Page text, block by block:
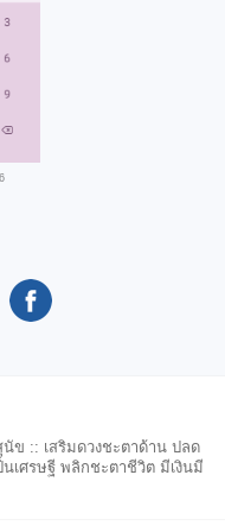
ข :: เสริมดวงชะตาด้าน ปลด
เศรษฐี พลิกชะตาชีวิต มีเงินมี